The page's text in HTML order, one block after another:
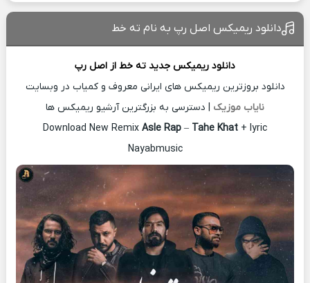
دانلود ریمیکس اصل رپ به نام ته خط
دانلود ریمیکس جدید ته خط از اصل رپ
دانلود بروزترین ریمیکس های ایرانی معروف و کمیاب در وبسایت
نایاب موزیک | دسترسی به بزرگترین آرشیو ریمیکس ها
Download New Remix Asle Rap – Tahe Khat + lyric
Nayabmusic